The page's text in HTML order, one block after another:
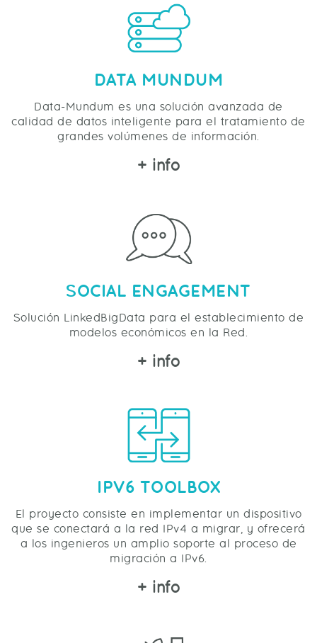
DATA MUNDUM
Data-Mundum es una solución avanzada de
calidad de datos inteligente para el tratamiento de
grandes volúmenes de información.
+ info
SOCIAL ENGAGEMENT
Solución LinkedBigData para el establecimiento de
modelos económicos en la Red.
+ info
IPV6 TOOLBOX
El proyecto consiste en implementar un dispositivo
que se conectará a la red IPv4 a migrar, y ofrecerá
a los ingenieros un amplio soporte al proceso de
migración a IPv6.
+ info